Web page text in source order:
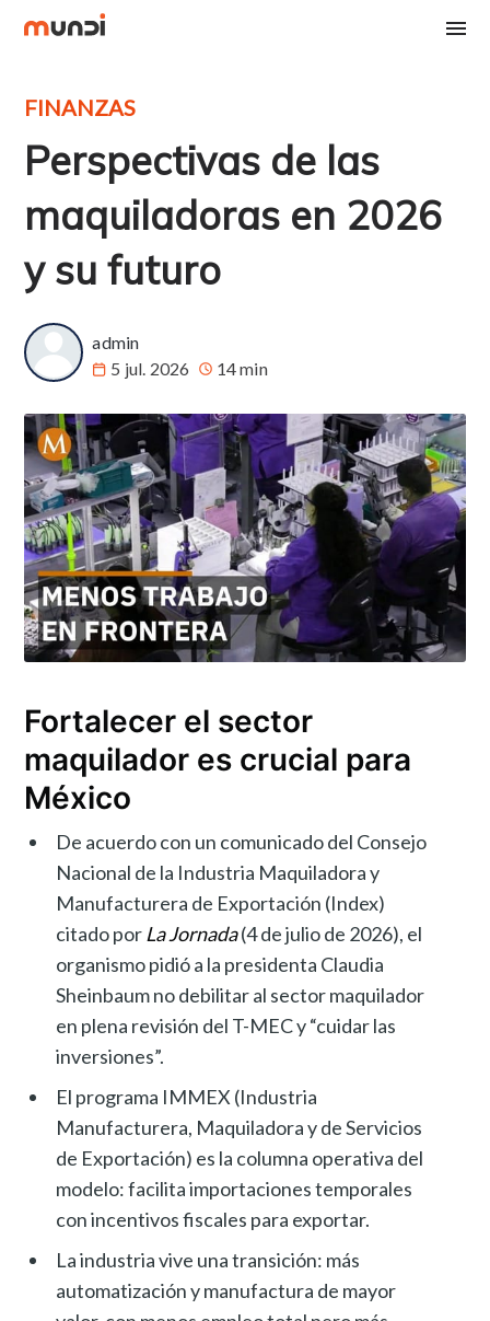
FINANZAS
Perspectivas de las
maquiladoras en 2026
y su futuro
admin
5 jul. 2026
14 min
Fortalecer el sector
maquilador es crucial para
México
De acuerdo con un comunicado del Consejo
Nacional de la Industria Maquiladora y
Manufacturera de Exportación (Index)
citado por La Jornada(4 de julio de 2026), el
organismo pidió a la presidenta Claudia
Sheinbaum no debilitar al sector maquilador
en plena revisión del T-MEC y “cuidar las
inversiones”.
El programa IMMEX (Industria
Manufacturera, Maquiladora y de Servicios
de Exportación) es la columna operativa del
modelo: facilita importaciones temporales
con incentivos fiscales para exportar.
La industria vive una transición: más
automatización y manufactura de mayor